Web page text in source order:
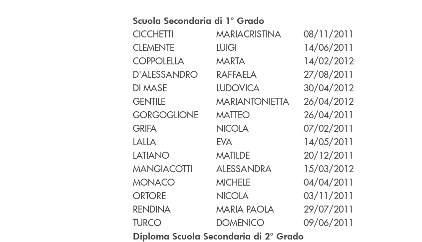
Scuola Secondaria di 1° Grado
CICCHETTI MARIACRISTINA
08/11/2011
CLEMENTE
LUIGI
14/06/2011
COPPOLELLA
MARTA
14/02/2012
D'ALESSANDRO
RAFFAELA
27/08/2011
DI MASE
LUDOVICA
30/04/2012
GENTILE
MARIANTONIETTA
26/04/2012
GORGOGLIONE
MATTEO
26/04/2011
GRIFA
NICOLA
07/02/2011
LALLA
EVA
14/05/2011
LATIANO
MATILDE
20/12/2011
MANGIACOTTI
ALESSANDRA
15/03/2012
MONACO
MICHELE
04/04/2011
ORTORE
NICOLA
03/11/2011
RENDINA
MARIA PAOLA
29/07/2011
TURCO
DOMENICO 09/06/2011
Diploma Scuola Secondaria di 2° Grado